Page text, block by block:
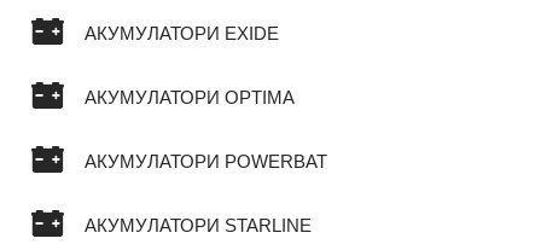
АКУМУЛАТОРИ EXIDE
АКУМУЛАТОРИ OPTIMA
АКУМУЛАТОРИ POWERBAT
АКУМУЛАТОРИ STARLINE